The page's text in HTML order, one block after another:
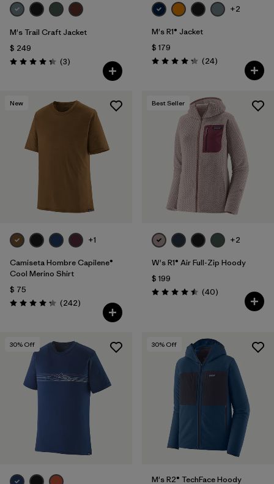
M's Trail Craft Jacket
$ 249
Valoración: 4.3 / 5
(3Comentarios
)
+2
M's R1® Jacket
$ 179
Valoración: 4.3 / 5
(24Comentarios
)
New
+1
Camiseta Hombre Capilene®
Cool Merino Shirt
$ 75
Valoración: 4.3 / 5
(242Comentarios
)
Best Seller
+2
W's R1® Air Full-Zip Hoody
$ 199
Valoración: 4.5 / 5
(40Comentarios
)
30% Off 30% Off
M's R2® TechFace Hoody